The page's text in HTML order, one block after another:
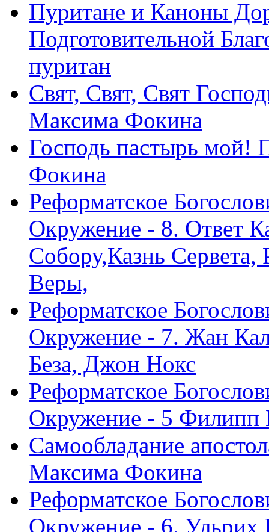
Пуритане и Каноны
Подготовительной
пуритан
Свят, Свят, Свят
Максима Фокина
Господь пастырь мой!
Фокина
Реформатское
Окружение - 8. Ответ
Собору,Казнь Сервета,
Веры,
Реформатское
Окружение - 7. Жан
Беза, Джон Нокс
Реформатское
Окружение - 5 Филипп
Самообладание
Максима Фокина
Реформатское
Окружение - 6. Ульрих